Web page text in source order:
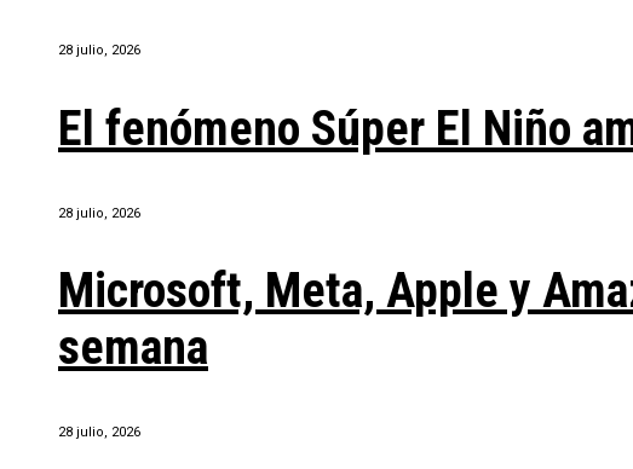
28 julio, 2026
El fenómeno Súper El Niño
28 julio, 2026
Microsoft, Meta, Apple y
semana
28 julio, 2026